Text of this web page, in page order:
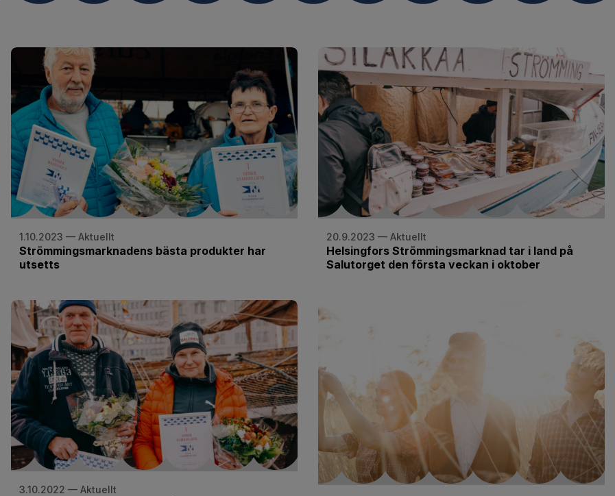
1.10.2023 — Aktuellt
Strömmingsmarknadens bästa produkter har
utsetts
20.9.2023 — Aktuellt
Helsingfors Strömmingsmarknad tar i land på
Salutorget den första veckan i oktober
3.10.2022 — Aktuellt